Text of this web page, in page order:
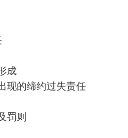
成
现的缔约过失责任
罚则